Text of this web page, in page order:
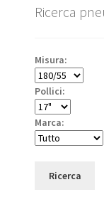
Ricerca
Misura:
Pollici:
Marca:
Ricerca